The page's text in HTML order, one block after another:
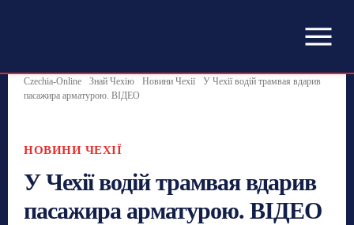
Czechia-Online Знай Чехію Новини Чехії
У Чехії водій трамвая вдарив
пасажира арматурою. ВІДЕО
НОВИНИ ЧЕХІЇ
У Чехії водій трамвая вдарив
пасажира арматурою. ВІДЕО